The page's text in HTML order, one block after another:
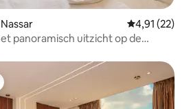
Gemiddelde
4,91 (22)
panoramisch uitzicht op de